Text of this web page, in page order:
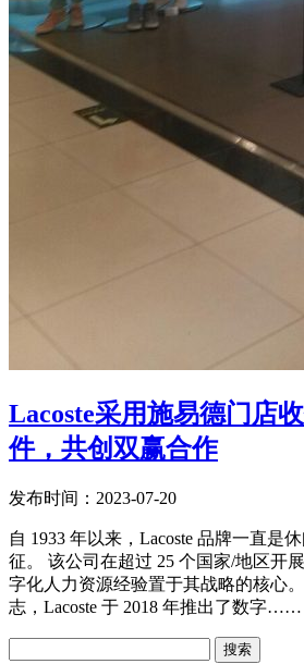
Lacoste采用施易德门店
件，共创双赢合作
发布时间：2023-07-20
自 1933 年以来，Lacoste 品牌一直是
征。 该公司在超过 25 个国家/地区开
字化人力资源经验置于其战略的核心
志，Lacoste 于 2018 年推出了数字……
搜索